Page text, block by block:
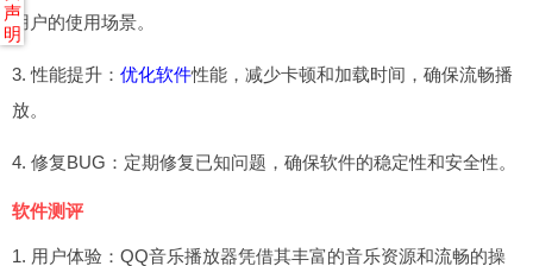
用户的使用场景。
3. 性能提升： 优化软件性能，减少卡顿和加载时间，确保流畅播
放。
4. 修复BUG：定期修复已知问题，确保软件的稳定性和安全性。
软件测评
1. 用户体验：QQ音乐播放器凭借其丰富的音乐资源和流畅的操
声
明